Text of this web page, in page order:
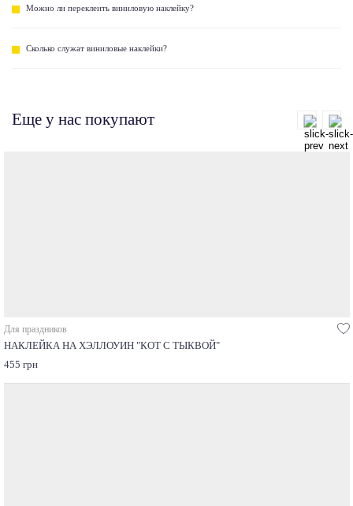
Можно ли переклеить виниловую наклейку?
Сколько служат виниловые наклейки?
Еще у нас покупают
Для праздников
НАКЛЕЙКА НА ХЭЛЛОУИН "КОТ С ТЫКВОЙ"
455 грн